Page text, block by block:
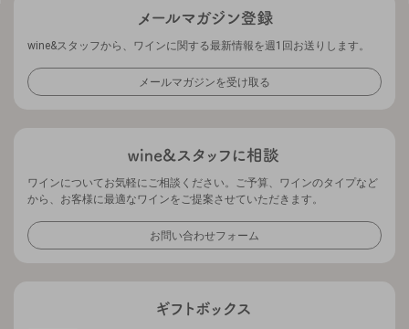
wine&スタッフから、ワインに関する最新情報を週1回お送りします。
メールマガジンを受け取る
ワインについてお気軽にご相談ください。ご予算、ワインのタイプなど
から、お客様に最適なワインをご提案させていただきます。
お問い合わせフォーム